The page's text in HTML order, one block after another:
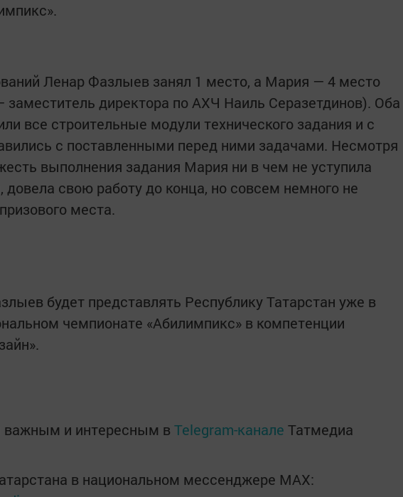
Ленар Фазлыев занял 1 место, а Мария — 4 место
директора по АХЧ Наиль Серазетдинов). Оба
все строительные модули технического задания и с
с поставленными перед ними задачами. Несмотря
выполнения задания Мария ни в чем не уступила
свою работу до конца, но совсем немного не
места.
будет представлять Республику Татарстан уже в
чемпионате «Абилимпикс» в компетенции
и интересным в Telegram-канале Татмедиа
в национальном мессенджере MАХ: